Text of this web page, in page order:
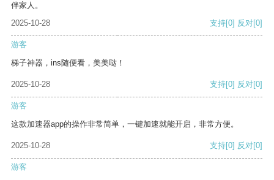
伴家人。
2025-10-28
支持[0] 反对[0]
游客
梯子神器，ins随便看，美美哒！
2025-10-28 支持[0] 反对[0]
游客
这款加速器app的操作非常简单，一键加速就能开启，非常方便。
2025-10-28 支持[0] 反对[0]
游客